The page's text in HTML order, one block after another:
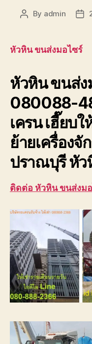
Post
By admin
หัวหิน ขนส่งมอไซร์
หัวหิน ขนส่ง
080088-
เครน เฮี๊ยบ
ย้ายเครื่องจั
ปราณบุรี หัว
ติดต่อ หัวหิน ขนส่งม